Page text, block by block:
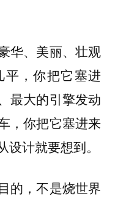
华、美丽、壮观
平，你把它塞进
最大的引擎发动
，你把它塞进来
计就要想到。
的，不是烧世界